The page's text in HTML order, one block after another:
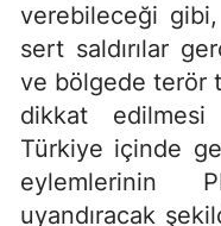
verebileceği gibi,
sert saldırılar
ve bölgede terör
dikkat edilmesi
Türkiye içinde
eylemlerinin
uyandıracak